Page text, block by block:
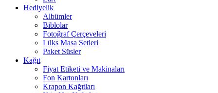
Hediyelik
Albümler
Biblolar
Fotoğraf Çerçeveleri
Lüks Masa Setleri
Paket Süsler
Kağıt
Fiyat Etiketi ve Makinaları
Fon Kartonları
Krapon Kağıtları